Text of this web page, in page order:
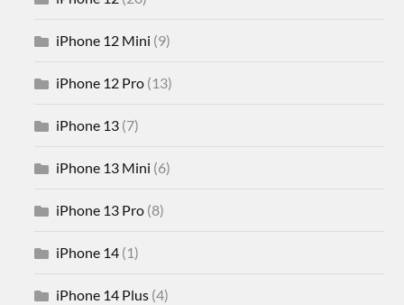
iPhone 12 Mini (9)
iPhone 12 Pro (13)
iPhone 13 (7)
iPhone 13 Mini (6)
iPhone 13 Pro (8)
iPhone 14 (1)
iPhone 14 Plus (4)